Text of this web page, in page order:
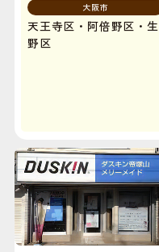
大阪市
天王寺区・阿倍野区・生
野区